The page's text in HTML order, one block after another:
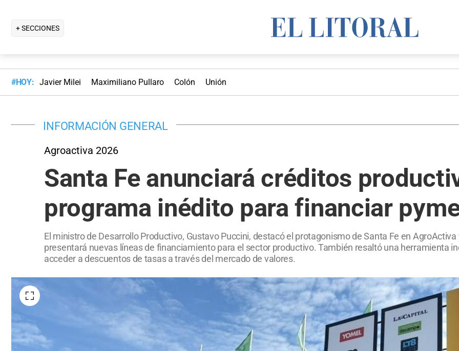
+ SECCIONES
#HOY: Javier Milei Maximiliano Pullaro Colón Unión
INFORMACIÓN GENERAL
Agroactiva 2026
Santa Fe anunciará créditos
programa inédito para financiar
El ministro de Desarrollo Productivo, Gustavo Puccini, destacó el protagonismo de Santa Fe en
presentará nuevas líneas de financiamiento para el sector productivo. También resaltó una herramienta
acceder a descuentos de tasas a través del mercado de valores.